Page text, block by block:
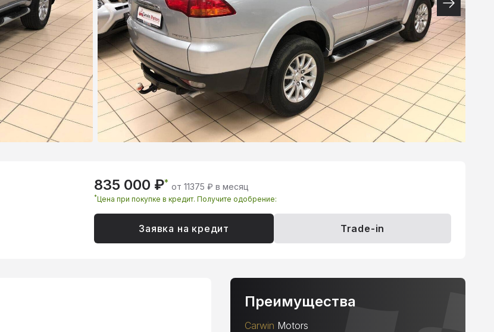
835 000 ₽* от 11375 ₽ в месяц
*Цена при покупке в кредит. Получите одобрение:
Заявка на кредит Trade-in
Преимущества
Carwin Motors